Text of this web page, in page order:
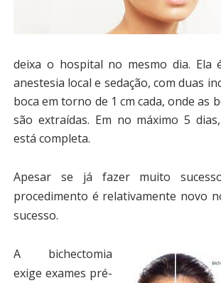
deixa o hospital no mesmo dia. Ela
anestesia local e sedação, com duas
boca em torno de 1 cm cada, onde as
são extraídas. Em no máximo 5
está completa.
Apesar se já fazer muito
procedimento é relativamente novo
sucesso.
A bichectomia
exige exames pré-